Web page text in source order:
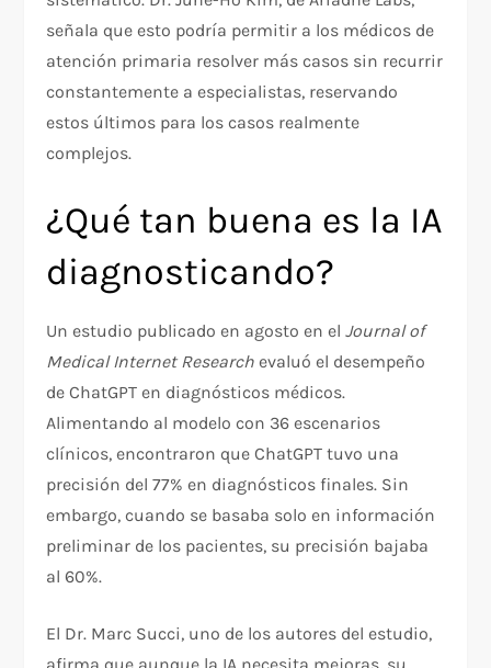
señala que esto podría permitir a los médicos de
atención primaria resolver más casos sin recurrir
constantemente a especialistas, reservando
estos últimos para los casos realmente
complejos.
¿Qué tan buena es la IA
diagnosticando?
Un estudio publicado en agosto en elJournal of
Medical Internet Research evaluó el desempeño
de ChatGPT en diagnósticos médicos.
Alimentando al modelo con 36 escenarios
clínicos, encontraron que ChatGPT tuvo una
precisión del 77% en diagnósticos finales. Sin
embargo, cuando se basaba solo en información
preliminar de los pacientes, su precisión bajaba
al 60%.
El Dr. Marc Succi, uno de los autores del estudio,